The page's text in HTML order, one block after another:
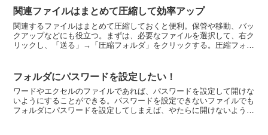
関連ファイルはまとめて圧縮して効率アップ
関連するファイルはまとめて圧縮しておくと便利。保管や移動、バッ
クアップなどにも役立つ。まずは、必要なファイルを選択して、右ク
リックし、「送る」→「圧縮フォルダ」をクリックする。圧縮フォル
フォルダにパスワードを設定したい！
ワードやエクセルのファイルであれば、パスワードを設定して開けな
いようにすることができる。パスワードを設定できないファイルでも
フォルダにパスワードを設定してしまえば、やたらに開けないように